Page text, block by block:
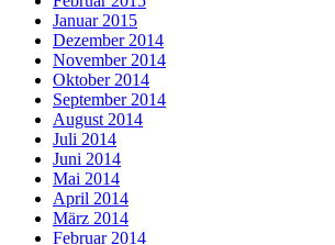
Januar 2015
Dezember 2014
November 2014
Oktober 2014
September 2014
August 2014
Juli 2014
Juni 2014
Mai 2014
April 2014
März 2014
Februar 2014